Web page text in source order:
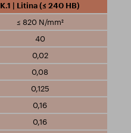
K.1 | Litina (≤ 240 HB)
≤ 820 N/mm²
40
0,02
0,08
0,125
0,16
0,16